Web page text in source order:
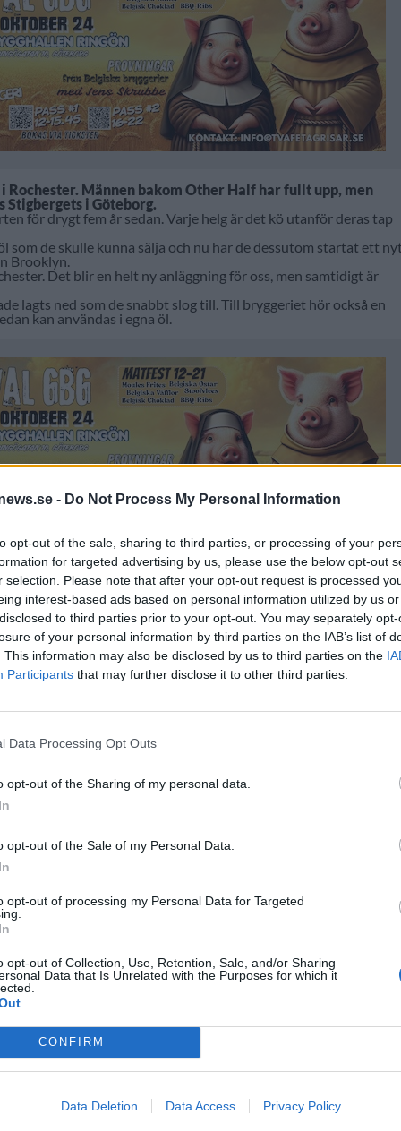
- Do Not Process My Personal Information
opt-out of the sale, sharing to third parties, or processing of your
for targeted advertising by us, please use the below opt-out
selection. Please note that after your opt-out request is processed
interest-based ads based on personal information utilized by us
to third parties prior to your opt-out. You may separately
of your personal information by third parties on the IAB’s list of
This information may also be disclosed by us to third parties on the
Participants that may further disclose it to other third parties.
Data Processing Opt Outs
opt-out of the Sharing of my personal data.
opt-out of the Sale of my Personal Data.
opt-out of processing my Personal Data for Targeted
opt-out of Collection, Use, Retention, Sale, and/or Sharing
Data that Is Unrelated with the Purposes for which it
CONFIRM
Data Deletion Data Access Privacy Policy
Männen bakom Other Half har fullt upp, men
Stigbergets i Göteborg.
för drygt fem år sedan. Varje helg är det kö utanför deras tap
som de skulle kunna sälja och nu har de dessutom startat ett
Brooklyn.
Det blir en helt ny anläggning för oss, men samtidigt är
lagts ned som de snabbt slog till. Till bryggeriet hör också en
kan användas i egna öl.
på suröl med egen frukt. Det finns dessutom många andra
säger Matthew Manahan.
Other Half. I Brooklyn har deras bryggeri blivit ett måste att
nu har även ölfolket hittat till bryggeriet i Rochester.
1,7 miljoner liter per år, i Rochester blir maxkapaciteten runt
sig att Eric Salazars fru hade sina rötter i Rochester. Salazar
och rankas bland de allra mest kunniga i USA när det gäller
är så ödmjuk trots att han kan så mycket och har varit med så
inte Richardson och Manahan från att tillbringa en vecka i
under onsdagen var det dags att brygga hos Stigbergets i
med ett skratt.
den här brygden.
mycket humle. Det blir massor med humle i torrhumlingen
från Stigbergets.
Köpenhamn och Mikkellers stora ölfest. Där är Other Half ett